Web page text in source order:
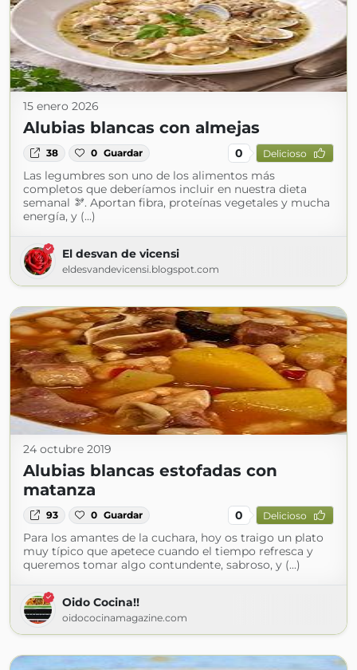
15 enero 2026
Alubias blancas con almejas
38 0 Guardar 0 Delicioso
Las legumbres son uno de los alimentos más
completos que deberíamos incluir en nuestra dieta
semanal 🫘. Aportan fibra, proteínas vegetales y mucha
energía, y (...)
El desvan de vicensi
eldesvandevicensi.blogspot.com
24 octubre 2019
Alubias blancas estofadas con
matanza
93 0 Guardar 0 Delicioso
Para los amantes de la cuchara, hoy os traigo un plato
muy típico que apetece cuando el tiempo refresca y
queremos tomar algo contundente, sabroso, y (...)
Oido Cocina!!
oidococinamagazine.com